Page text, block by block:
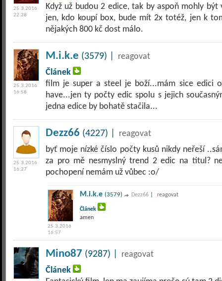
25.3.2016
22:28
Když už budou 2 edice, tak by aspoň mohly
jen, kdo koupí box, bude mít 2x totéž, jen k
nějakých 800 kč dost málo.
25.3.2016
16:58
M.i.k.e (3579) |
reagovat
Článek
film je super a steel je boží...mám sice edici
have...jen ty počty edic spolu s jejich
jedna edice by bohatě stačila...
25.3.2016
16:27
Dezz66 (4227) |
reagovat
byť moje nízké číslo počty kusů nikdy neřeší
za pro mě nesmyslný trend 2 edic na titul?
pochopení nemám už vůbec :o/
25.3.2016
16:57
M.i.k.e (3579) Dezz66 reagovat
Článek
amen
Mino87 (9287) |
reagovat
Článek